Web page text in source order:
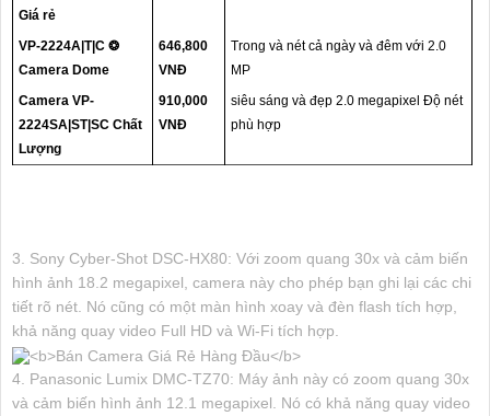
Giá rẻ
VP-2224A|T|C ❂
Camera Dome
646,800
VNĐ
Trong và nét cả ngày và đêm với 2.0
MP
Camera VP-
2224SA|ST|SC Chất
Lượng
910,000
VNĐ
siêu sáng và đẹp 2.0 megapixel Độ nét
phù hợp
3. Sony Cyber-Shot DSC-HX80: Với zoom quang 30x và cảm biến
hình ảnh 18.2 megapixel, camera này cho phép bạn ghi lại các chi
tiết rõ nét. Nó cũng có một màn hình xoay và đèn flash tích hợp,
khả năng quay video Full HD và Wi-Fi tích hợp.
4. Panasonic Lumix DMC-TZ70: Máy ảnh này có zoom quang 30x
và cảm biến hình ảnh 12.1 megapixel. Nó có khả năng quay video